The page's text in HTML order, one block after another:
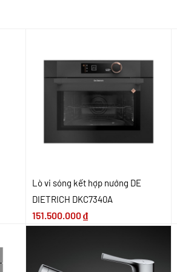
Lò vi sóng kết hợp nướng DE
DIETRICH DKC7340A
151.500.000₫